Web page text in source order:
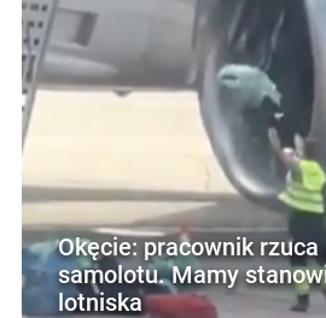
Okęcie: pracownik
samolotu. Mamy
lotniska